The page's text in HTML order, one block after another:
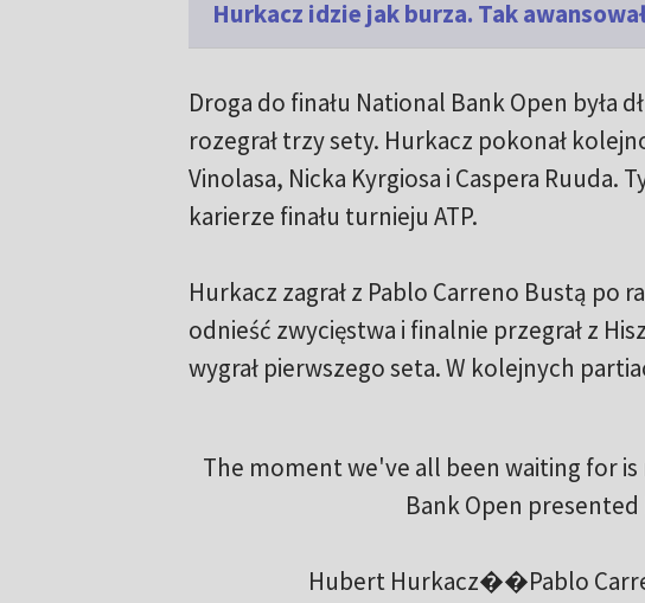
Hurkacz idzie jak burza. Tak
Droga do finału National Bank Open była
rozegrał trzy sety. Hurkacz pokonał
Vinolasa, Nicka Kyrgiosa i Caspera Ruuda.
karierze finału turnieju ATP.
Hurkacz zagrał z Pablo Carreno Bustą po
odnieść zwycięstwa i finalnie przegrał z
wygrał pierwszego seta. W kolejnych
The moment we've all been waiting for
Bank Open
Hubert Hurkacz��Pablo